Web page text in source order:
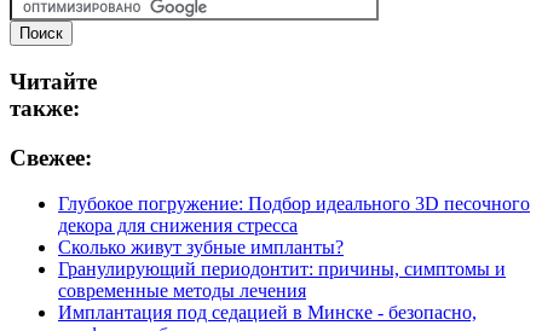
Читайте
также:
Свежее:
Глубокое погружение: Подбор идеального 3D песочного
декора для снижения стресса
Сколько живут зубные импланты?
Гранулирующий периодонтит: причины, симптомы и
современные методы лечения
Имплантация под седацией в Минске - безопасно,